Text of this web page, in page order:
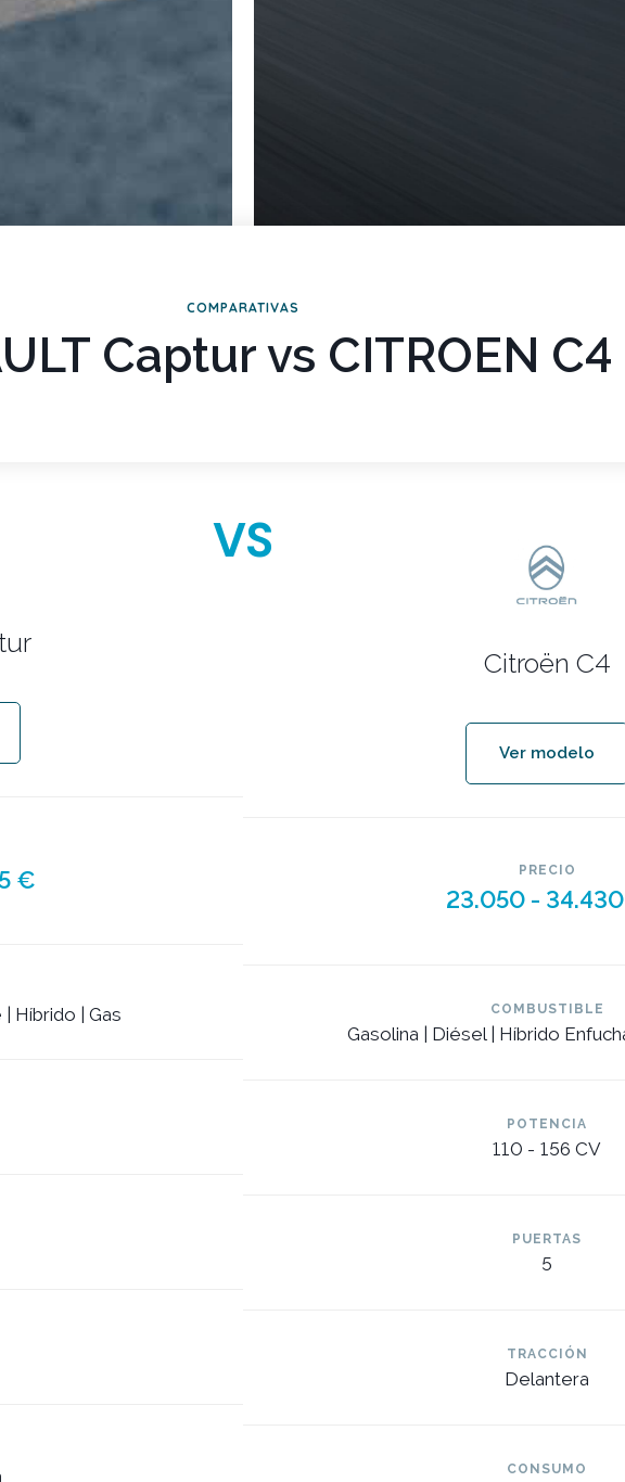
COMPARATIVAS
Captur vs CITROEN C4
VS
€
Híbrido | Gas
Citroën C4
Ver modelo
PRECIO
23.050 -
COMBUSTIBLE
Gasolina | Diésel | Híbrido
POTENCIA
110 - 156 CV
PUERTAS
5
TRACCIÓN
Delantera
CONSUMO